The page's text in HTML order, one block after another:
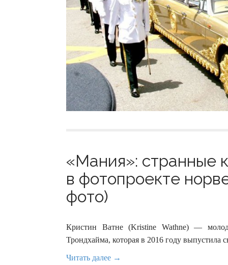
«Мания»: странные
в фотопроекте
фото)
Кристин Ватне (Kristine Wathne) —
Трондхайма, которая в 2016 году выпустила
Читать далее →